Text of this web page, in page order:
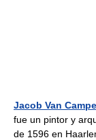
Jacob Van
fue un pintor y
de 1596 en